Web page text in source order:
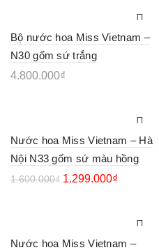
Bộ nước hoa Miss Vietnam –
N30 gốm sứ trắng
4.800.000₫
Nước hoa Miss Vietnam – Hà
Nội N33 gốm sứ màu hồng
1.600.000₫ 1.299.000₫
Nước hoa Miss Vietnam –